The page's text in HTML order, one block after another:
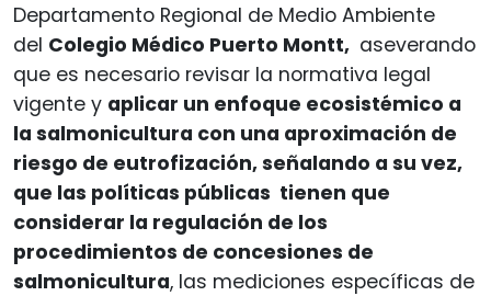
Departamento Regional de Medio Ambiente
del Colegio Médico Puerto Montt, aseverando
que es necesario revisar la normativa legal
vigente y aplicar un enfoque ecosistémico a
la salmonicultura con una aproximación de
riesgo de eutrofización, señalando a su vez,
que las políticas públicas tienen que
considerar la regulación de los
procedimientos de concesiones de
salmonicultura, las mediciones específicas de